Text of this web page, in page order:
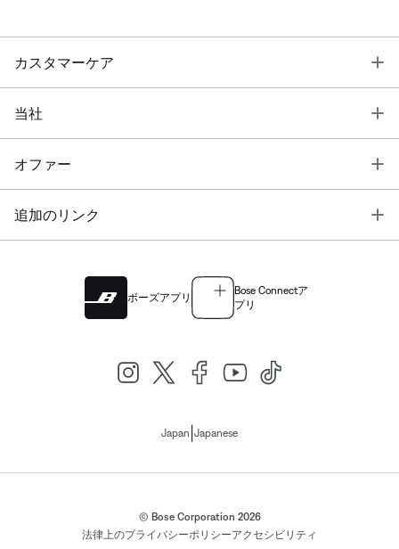
カスタマーケア
当社
オファー
追加のリンク
ボーズアプリ
Bose Connectア
プリ
Japan Japanese
© Bose Corporation 2026
法律上のプライバシーポリシーアクセシビリティ